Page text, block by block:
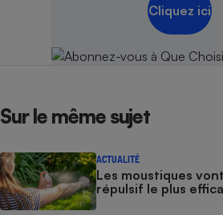
Cliquez ici
Sur le même sujet
ACTUALITÉ
Les moustiques
répulsif le plus